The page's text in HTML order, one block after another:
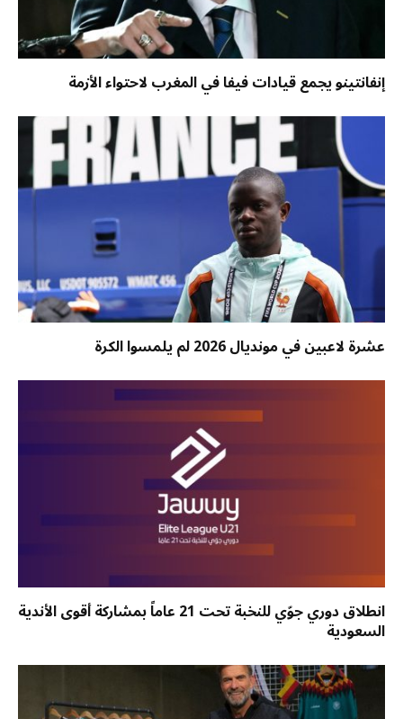
إنفانتينو يجمع قيادات فيفا في المغرب لاحتواء الأزمة
عشرة لاعبين في مونديال 2026 لم يلمسوا الكرة
انطلاق دوري جوّي للنخبة تحت 21 عاماً بمشاركة أقوى الأندية
السعودية